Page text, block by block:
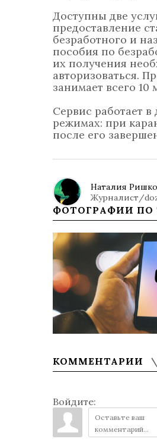
Доступны две
предоставление
безработного и
пособия по
их получения
авторизоваться.
занимает всего 10
Сервис работает в
режимах: при
после его
Наталия Ришко
Журналист/
ФОТОГРАФИИ ПО
КОММЕНТАРИИ
Войдите: